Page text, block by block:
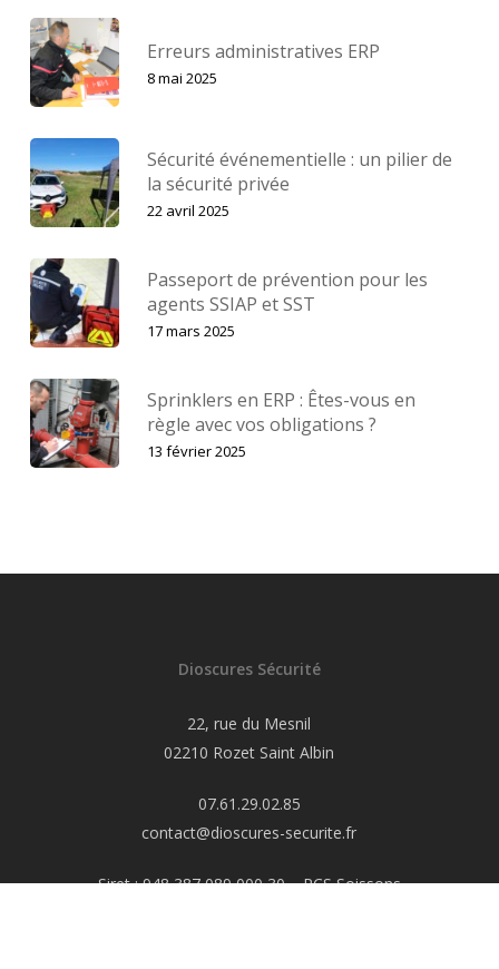
Erreurs administratives ERP
8 mai 2025
Sécurité événementielle : un pilier de
la sécurité privée
22 avril 2025
Passeport de prévention pour les
agents SSIAP et SST
17 mars 2025
Sprinklers en ERP : Êtes-vous en
règle avec vos obligations ?
13 février 2025
Dioscures Sécurité
22, rue du Mesnil
02210 Rozet Saint Albin
07.61.29.02.85
contact@dioscures-securite.fr
Siret : 948 387 089 000 30 – RCS Soissons